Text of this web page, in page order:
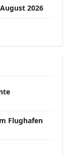
2026
Flughafen